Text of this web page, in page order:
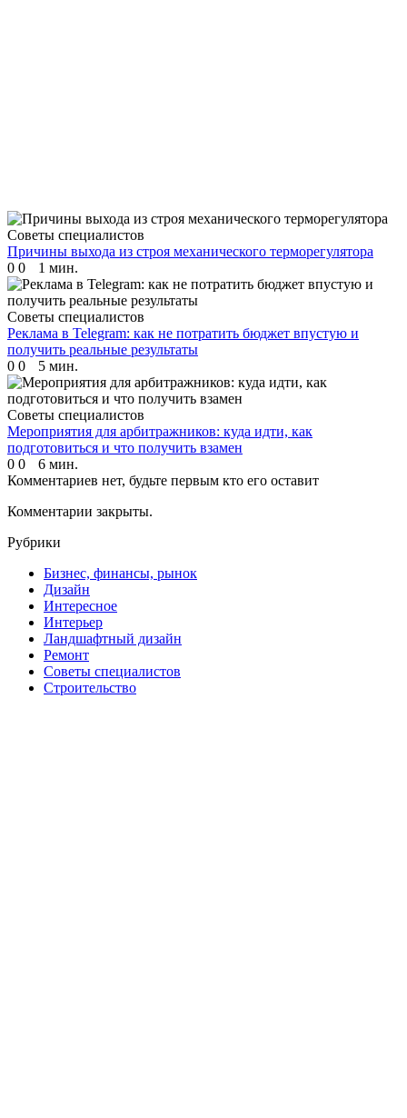
Советы специалистов
Причины выхода из строя механического терморегулятора
0 0 1 мин.
Советы специалистов
Реклама в Telegram: как не потратить бюджет впустую и
получить реальные результаты
0 0 5 мин.
Советы специалистов
Мероприятия для арбитражников: куда идти, как
подготовиться и что получить взамен
0 0
6 мин.
Комментариев нет, будьте первым кто его оставит
Комментарии закрыты.
Рубрики
Бизнес, финансы, рынок
Дизайн
Интересное
Интерьер
Ландшафтный дизайн
Ремонт
Советы специалистов
Строительство